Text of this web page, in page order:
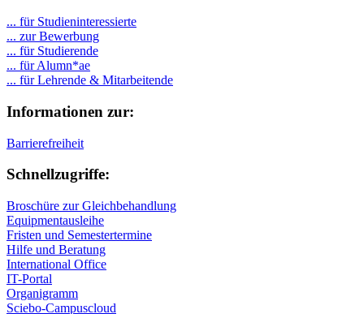
... für Studieninteressierte
... zur Bewerbung
... für Studierende
... für Alumn*ae
... für Lehrende & Mitarbeitende
Informationen zur:
Barrierefreiheit
Schnellzugriffe:
Broschüre zur Gleichbehandlung
Equipmentausleihe
Fristen und Semestertermine
Hilfe und Beratung
International Office
IT-Portal
Organigramm
Sciebo-Campuscloud